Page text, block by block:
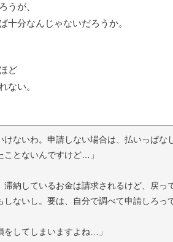
うが、
十分なんじゃないだろうか。
ど
ない。
けないわ。申請しない場合は、払いっぱな
ことないんですけど…」
滞納しているお金は請求されるけど、戻っ
ないし。要は、自分で調べて申請しろっ
をしてしまいますよね…」